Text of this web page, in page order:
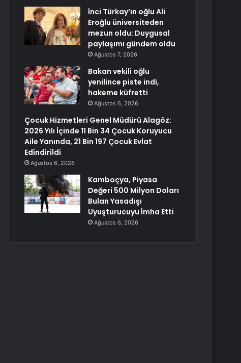
İnci Türkay’ın oğlu Ali
Eroğlu üniversiteden
mezun oldu: Duygusal
paylaşımı gündem oldu
Ağustos 7, 2026
Bakan vekili oğlu
yenilince piste indi,
hakeme küfretti
Ağustos 6, 2026
Çocuk Hizmetleri Genel Müdürü Alagöz:
2026 Yılı İçinde 11 Bin 34 Çocuk Koruyucu
Aile Yanında, 21 Bin 197 Çocuk Evlat
Edindirildi
Ağustos 6, 2026
Kamboçya, Piyasa
Değeri 500 Milyon Doları
Bulan Yasadışı
Uyuşturucuyu İmha Etti
Ağustos 6, 2026